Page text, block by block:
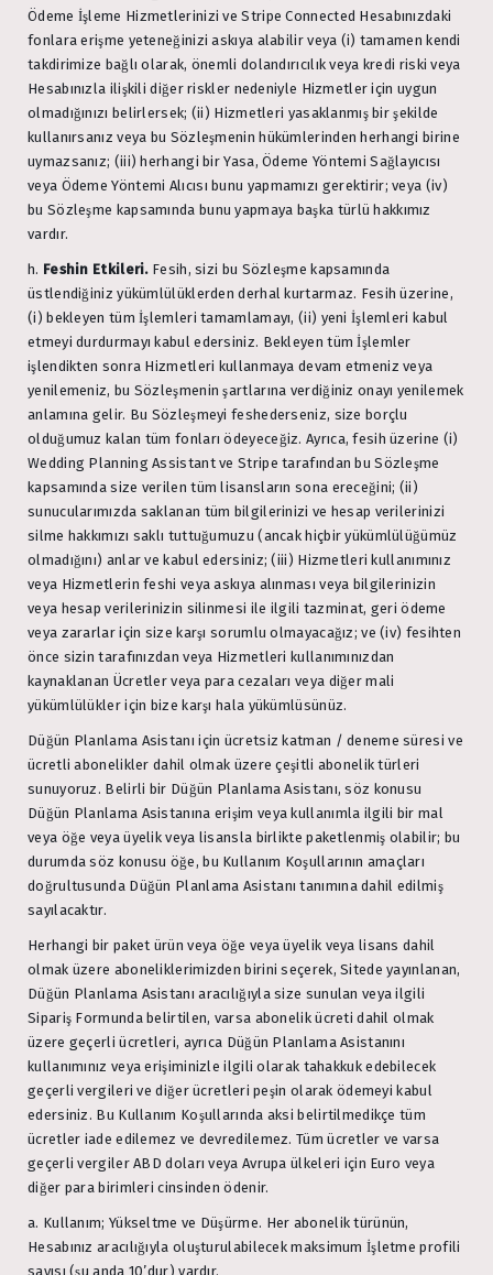
Ödeme İşleme Hizmetlerinizi ve Stripe Connected Hesabınızdaki
fonlara erişme yeteneğinizi askıya alabilir veya (i) tamamen kendi
takdirimize bağlı olarak, önemli dolandırıcılık veya kredi riski veya
Hesabınızla ilişkili diğer riskler nedeniyle Hizmetler için uygun
olmadığınızı belirlersek; (ii) Hizmetleri yasaklanmış bir şekilde
kullanırsanız veya bu Sözleşmenin hükümlerinden herhangi birine
uymazsanız; (iii) herhangi bir Yasa, Ödeme Yöntemi Sağlayıcısı
veya Ödeme Yöntemi Alıcısı bunu yapmamızı gerektirir; veya (iv)
bu Sözleşme kapsamında bunu yapmaya başka türlü hakkımız
vardır.
h. Feshin Etkileri.Fesih, sizi bu Sözleşme kapsamında
üstlendiğiniz yükümlülüklerden derhal kurtarmaz. Fesih üzerine,
(i) bekleyen tüm İşlemleri tamamlamayı, (ii) yeni İşlemleri kabul
etmeyi durdurmayı kabul edersiniz. Bekleyen tüm İşlemler
işlendikten sonra Hizmetleri kullanmaya devam etmeniz veya
yenilemeniz, bu Sözleşmenin şartlarına verdiğiniz onayı yenilemek
anlamına gelir. Bu Sözleşmeyi feshederseniz, size borçlu
olduğumuz kalan tüm fonları ödeyeceğiz. Ayrıca, fesih üzerine (i)
Wedding Planning Assistant ve Stripe tarafından bu Sözleşme
kapsamında size verilen tüm lisansların sona ereceğini; (ii)
sunucularımızda saklanan tüm bilgilerinizi ve hesap verilerinizi
silme hakkımızı saklı tuttuğumuzu (ancak hiçbir yükümlülüğümüz
olmadığını) anlar ve kabul edersiniz; (iii) Hizmetleri kullanımınız
veya Hizmetlerin feshi veya askıya alınması veya bilgilerinizin
veya hesap verilerinizin silinmesi ile ilgili tazminat, geri ödeme
veya zararlar için size karşı sorumlu olmayacağız; ve (iv) fesihten
önce sizin tarafınızdan veya Hizmetleri kullanımınızdan
kaynaklanan Ücretler veya para cezaları veya diğer mali
yükümlülükler için bize karşı hala yükümlüsünüz.
Düğün Planlama Asistanı için ücretsiz katman / deneme süresi ve
ücretli abonelikler dahil olmak üzere çeşitli abonelik türleri
sunuyoruz. Belirli bir Düğün Planlama Asistanı, söz konusu
Düğün Planlama Asistanına erişim veya kullanımla ilgili bir mal
veya öğe veya üyelik veya lisansla birlikte paketlenmiş olabilir; bu
durumda söz konusu öğe, bu Kullanım Koşullarının amaçları
doğrultusunda Düğün Planlama Asistanı tanımına dahil edilmiş
sayılacaktır.
Herhangi bir paket ürün veya öğe veya üyelik veya lisans dahil
olmak üzere aboneliklerimizden birini seçerek, Sitede yayınlanan,
Düğün Planlama Asistanı aracılığıyla size sunulan veya ilgili
Sipariş Formunda belirtilen, varsa abonelik ücreti dahil olmak
üzere geçerli ücretleri, ayrıca Düğün Planlama Asistanını
kullanımınız veya erişiminizle ilgili olarak tahakkuk edebilecek
geçerli vergileri ve diğer ücretleri peşin olarak ödemeyi kabul
edersiniz. Bu Kullanım Koşullarında aksi belirtilmedikçe tüm
ücretler iade edilemez ve devredilemez. Tüm ücretler ve varsa
geçerli vergiler ABD doları veya Avrupa ülkeleri için Euro veya
diğer para birimleri cinsinden ödenir.
a. Kullanım; Yükseltme ve Düşürme. Her abonelik türünün,
Hesabınız aracılığıyla oluşturulabilecek maksimum İşletme profili
sayısı (şu anda 10’dur) vardır.